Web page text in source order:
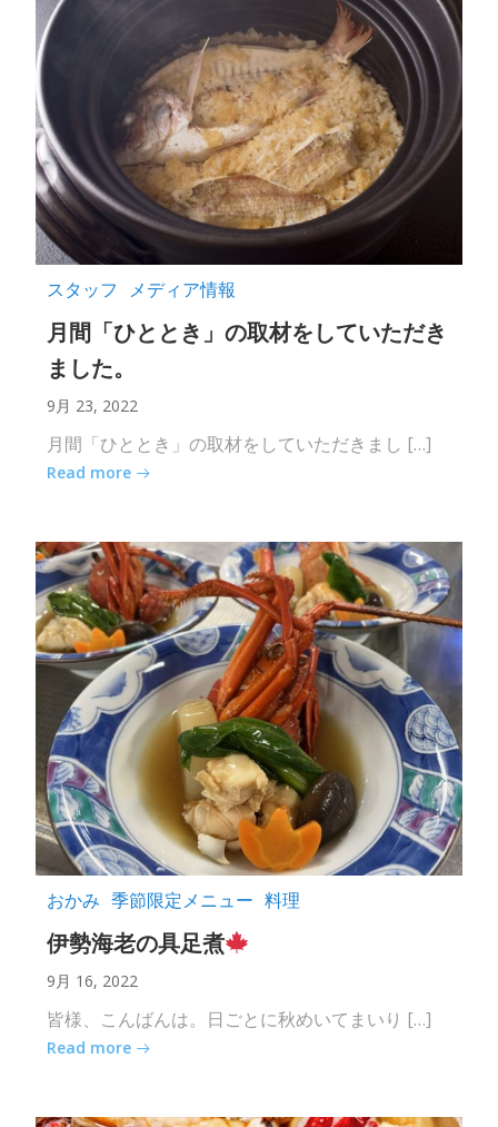
スタッフ メディア情報
月間「ひととき」の取材をしていただき
ました。
9月 23, 2022
月間「ひととき」の取材をしていただきまし […]
Read more
おかみ 季節限定メニュー 料理
伊勢海老の具足煮
9月 16, 2022
皆様、こんばんは。日ごとに秋めいてまいり […]
Read more